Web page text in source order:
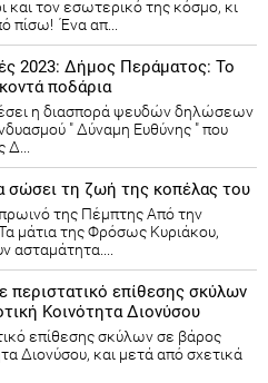
και τον εσωτερικό της κόσμο, κι
πίσω! Ένα απ...
2023: Δήμος Περάματος: Το
ποδάρια
η διασπορά ψευδών δηλώσεων
" Δύναμη Ευθύνης " που
Δ...
σώσει τη ζωή της κοπέλας του
πρωινό της Πέμπτης Από την
μάτια της Φρόσως Κυριάκου,
ασταμάτητα....
περιστατικό επίθεσης σκύλων
Κοινότητα Διονύσου
επίθεσης σκύλων σε βάρος
Διονύσου, και μετά από σχετικά